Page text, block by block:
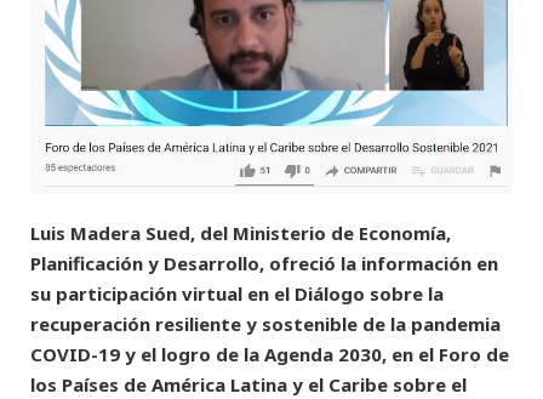
Luis Madera Sued, del Ministerio de Economía,
Planificación y Desarrollo, ofreció la información en
su participación virtual en el Diálogo sobre la
recuperación resiliente y sostenible de la pandemia
COVID-19 y el logro de la Agenda 2030, en el Foro de
los Países de América Latina y el Caribe sobre el